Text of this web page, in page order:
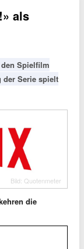
als
Spielfilm
der Serie spielt
Bild: Quotenmeter
die